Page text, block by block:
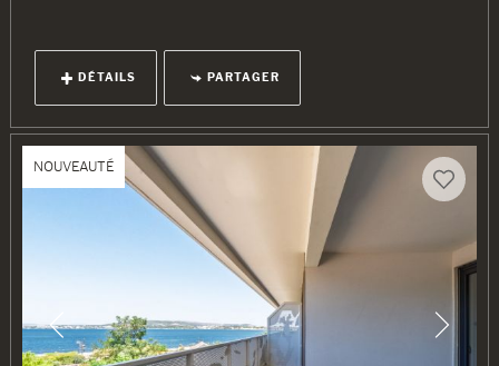
DÉTAILS PARTAGER
NOUVEAUTÉ